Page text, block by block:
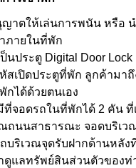
าตให้เล่นการพนัน หรือ
ภายในที่พัก
นประตู Digital Door
สเปิดประตูที่พัก ลูกค้ามา
กได้ด้วยตนเอง
จอดรถในที่พักได้ 2 คัน ที่
ถนนสาธารณะ จอดบริเว
บริเวณจุดรับฝากด้านหลัง
ดูแลทรัพย์สินส่วนตัวของ